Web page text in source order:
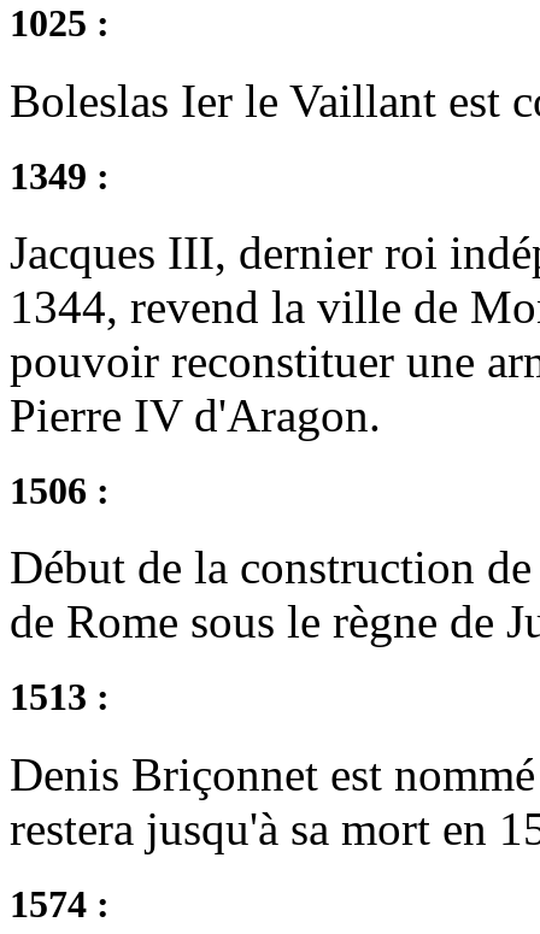
1025 :
Boleslas Ier le Vaillant est
1349 :
Jacques III, dernier roi
1344, revend la ville de
pouvoir reconstituer une
Pierre IV d'Aragon.
1506 :
Début de la construction
de Rome sous le règne de
1513 :
Denis Briçonnet est
restera jusqu'à sa mort en
1574 :